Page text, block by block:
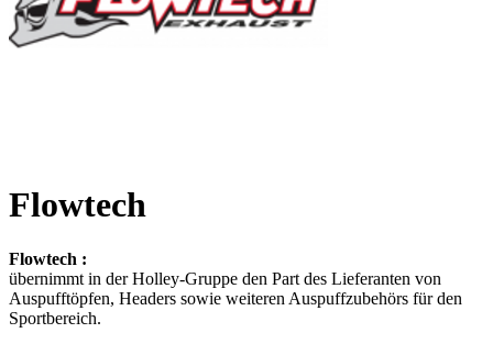
Flowtech
Flowtech :
übernimmt in der Holley-Gruppe den Part des Lieferanten von
Auspufftöpfen, Headers sowie weiteren Auspuffzubehörs für den
Sportbereich.